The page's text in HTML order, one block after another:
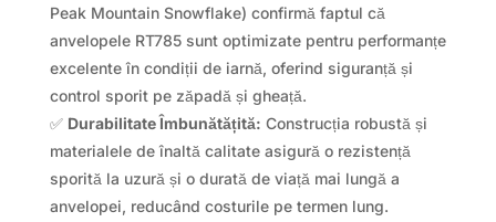
Peak Mountain Snowflake) confirmă faptul că
anvelopele RT785 sunt optimizate pentru performanțe
excelente în condiții de iarnă, oferind siguranță și
control sporit pe zăpadă și gheață.
✅ Durabilitate Îmbunătățită: Construcția robustă și
materialele de înaltă calitate asigură o rezistență
sporită la uzură și o durată de viață mai lungă a
anvelopei, reducând costurile pe termen lung.